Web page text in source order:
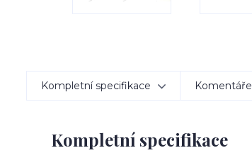
Kompletní specifikace Komentáře
Kompletní specifikace